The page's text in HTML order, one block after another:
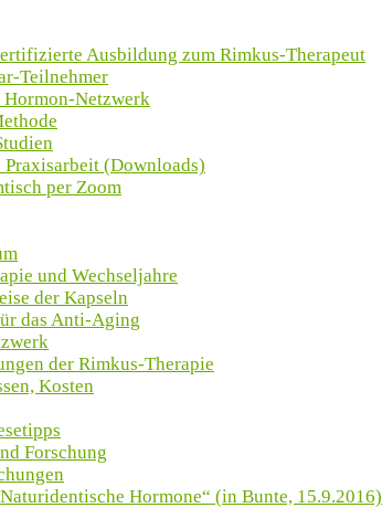
Ausbildung zum Rimkus-Therapeut
Teilnehmer
Netzwerk
(Downloads)
per Zoom
und Wechseljahre
der Kapseln
das Anti-Aging
der Rimkus-Therapie
Kosten
Forschung
Hormone“ (in Bunte, 15.9.2016)